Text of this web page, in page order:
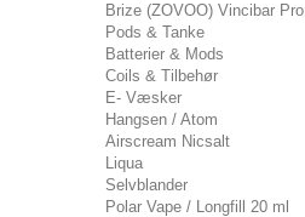
Brize (ZOVOO) Vincibar Pro
Pods & Tanke
Batterier & Mods
Coils & Tilbehør
E- Væsker
Hangsen / Atom
Airscream Nicsalt
Liqua
Selvblander
Polar Vape / Longfill 20 ml